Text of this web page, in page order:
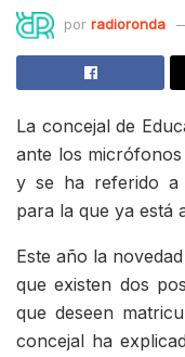
por radioronda
La concejal de
ante los
y se ha referido a
para la que ya está
Este año la
que existen dos
que deseen
concejal ha